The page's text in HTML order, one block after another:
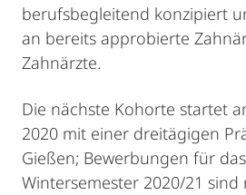
berufsbegleitend konzipiert
an bereits approbierte
Zahnärzte.
Die nächste Kohorte startet
2020 mit einer dreitägigen
Gießen; Bewerbungen für das
Wintersemester 2020/21 sind